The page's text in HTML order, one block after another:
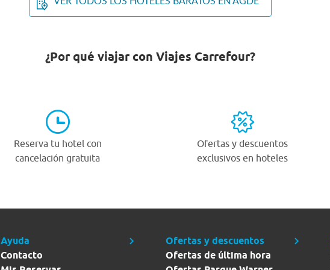
¿Por qué viajar con Viajes Carrefour?
Reserva tu hotel con
cancelación gratuita
Ofertas y descuentos
exclusivos en hoteles
Ayuda
Contacto
Ofertas y descuentos
Ofertas de última hora